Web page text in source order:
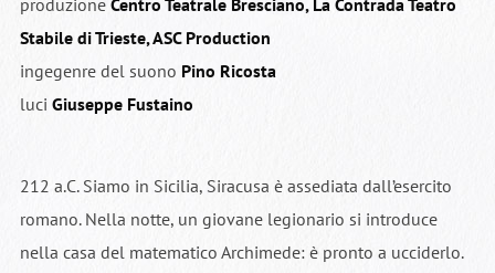
produzione Centro Teatrale Bresciano, La Contrada Teatro
Stabile di Trieste, ASC Production
ingegenre del suono Pino Ricosta
luci Giuseppe Fustaino
212 a.C. Siamo in Sicilia, Siracusa è assediata dall’esercito
romano. Nella notte, un giovane legionario si introduce
nella casa del matematico Archimede: è pronto a ucciderlo.